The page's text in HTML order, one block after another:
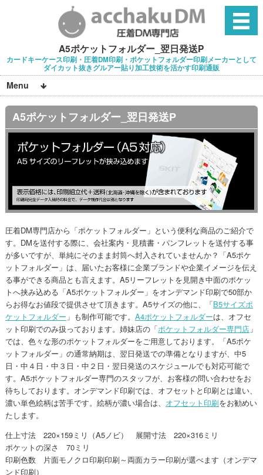
A5ポケットフォルダー_翌日発送P
カードキーケース印刷・圧着DM印刷・ポケットフォルダー印刷メーカーとして
ダイカット抜きグルアー貼り加工技術を活かす印刷通販
Menu
A5ポケットフォルダー_翌日発送P
圧着DM専門店から「ポケットフォルダー」という便利な商品のご紹介で
す。DMを送付する際に、会社案内・見積書・パンフレットを送付する事
が多いですが、単純にそのまま封筒へ封入されていませんか？「A5ポケ
ットフォルダー」は、届いたお客様に企業ブランドや企業イメージを伝え
る事ができる商品とも言えます。A5リーフレットを見開き中面のポケッ
トへ挟み込める「A5ポケットフォルダー」をオンデマンド印刷で50部か
らお得なお値段で提供させて頂きます。A5サイズの他に、「B5サイズポ
ケットフォルダー 」も制作可能です。 A4ポケットフォルダーは、オフセ
ット印刷でのみ扱っております。姉妹店の「ポケットフォルダー専門店」
では、色々な形のポケットフォルダーをご用意しております。「A5ポケ
ットフォルダー」の通常納期は、翌日発送での準備となりますが、中5
日・中４日・中３日・中２日・翌日発送のスケジュールでも対応可能で
す。A5ポケットフォルダー専門のスタッフが、お客様の問い合わせをお
待ちしております。オンデマンド印刷では、オフセットと印刷とは違い、
濃い単色絵柄は苦手です。絵柄が濃い場合は、 オフセット印刷をお勧めい
たします。
仕上寸法 220×159ミリ（A5ノビ） 展開寸法 220×316ミリ
ポケットの深さ 70ミリ
印刷色数 片面モノクロ印刷印刷～両面カラー印刷が選べます（オンデマ
ンド印刷）